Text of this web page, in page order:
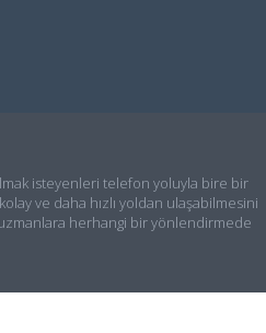
isteyenleri telefon yoluyla bire bir
ve daha hızlı yoldan ulaşabilmesini
herhangi bir yönlendirmede